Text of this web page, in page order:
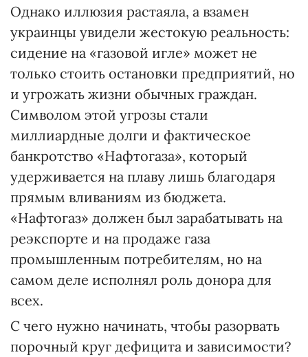
Однако иллюзия растаяла, а взамен
украинцы увидели жестокую реальность:
сидение на «газовой игле» может не
только стоить остановки предприятий, но
и угрожать жизни обычных граждан.
Символом этой угрозы стали
миллиардные долги и фактическое
банкротство «Нафтогаза», который
удерживается на плаву лишь благодаря
прямым вливаниям из бюджета.
«Нафтогаз» должен был зарабатывать на
реэкспорте и на продаже газа
промышленным потребителям, но на
самом деле исполнял роль донора для
всех.
С чего нужно начинать, чтобы разорвать
порочный круг дефицита и зависимости?